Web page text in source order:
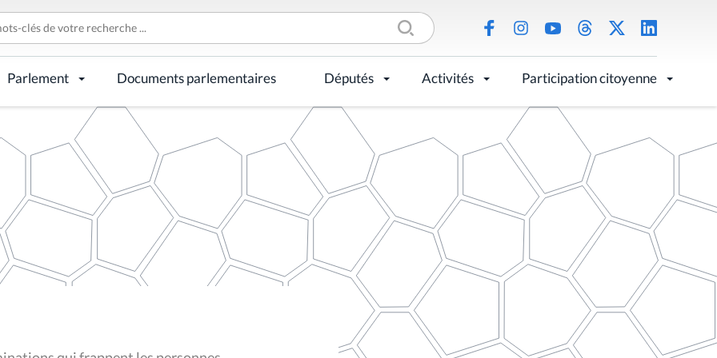
Parlement Documents parlementaires Députés Activités Participation citoyenne